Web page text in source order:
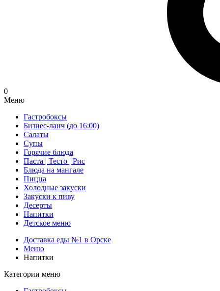
0
Меню
Гастробоксы
Бизнес-ланч (до 16:00)
Салаты
Супы
Горячие блюда
Паста | Тесто | Рис
Блюда на мангале
Пицца
Холодные закуски
Закуски к пиву
Десерты
Напитки
Детское меню
Доставка еды №1 в Орске
Меню
Напитки
Категории меню